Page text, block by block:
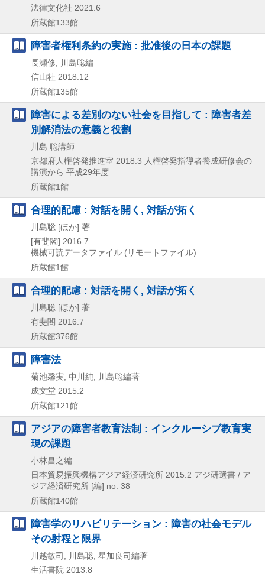
法律文化社 2021.6
所蔵館133館
障害者権利条約の実施 : 批准後の日本の課題
長瀬修, 川島聡編
信山社 2018.12
所蔵館135館
障害による差別のない社会を目指して : 障害者差
別解消法の意義と役割
川島 聡講師
京都府人権啓発推進室 2018.3 人権啓発指導者養成研修会の
講演から 平成29年度
所蔵館1館
合理的配慮 : 対話を開く, 対話が拓く
川島聡 [ほか] 著
[有斐閣] 2016.7
機械可読データファイル (リモートファイル)
所蔵館1館
合理的配慮 : 対話を開く, 対話が拓く
川島聡 [ほか] 著
有斐閣 2016.7
所蔵館376館
障害法
菊池馨実, 中川純, 川島聡編著
成文堂 2015.2
所蔵館121館
アジアの障害者教育法制 : インクルーシブ教育実
現の課題
小林昌之編
日本貿易振興機構アジア経済研究所 2015.2 アジ研選書 / ア
ジア経済研究所 [編] no. 38
所蔵館140館
障害学のリハビリテーション : 障害の社会モデル
その射程と限界
川越敏司, 川島聡, 星加良司編著
生活書院 2013.8